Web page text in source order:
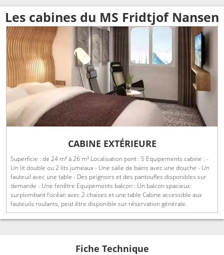
Les cabines du MS Fridtjof Nansen
CABINE EXTÉRIEURE
Superficie : de 24 m² à 26 m² Localisation pont : 5 Equipements cabine : -
Un lit double ou 2 lits jumeaux - Une salle de bains avec une douche - Un
fauteuil avec une table - Des peignoirs et des pantoufles disponibles sur
demande - Une fenêtre Equipements balcon : Un balcon spacieux
surplombant l'océan avec 2 chaises et une table Cabine accessible aux
fauteuils roulants, peut être disponible sur réservation générale.
Fiche Technique